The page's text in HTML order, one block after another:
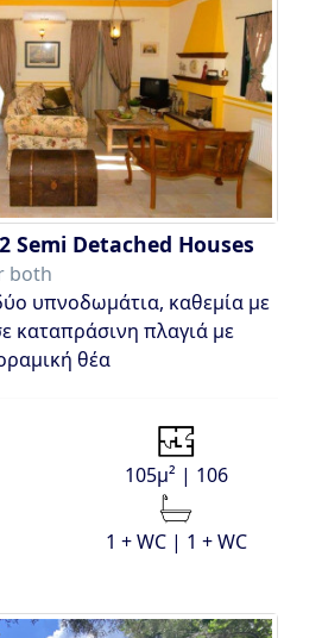
Semi Detached Houses
both
υπνοδωμάτια, καθεμία με
καταπράσινη πλαγιά με
θέα
105μ² | 106
1 + WC | 1 + WC